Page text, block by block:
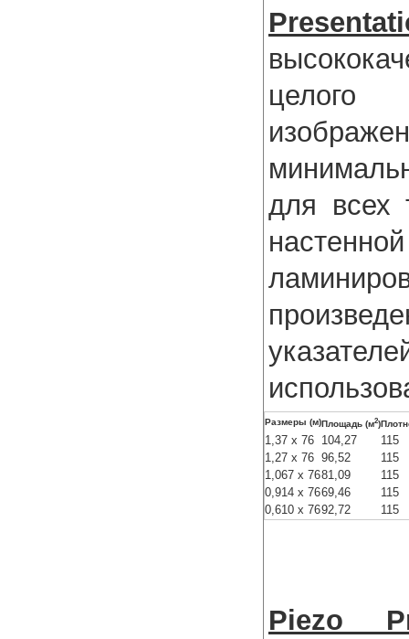
целого
для всех
Размеры (м)Площадь (м2)
1,37 x 76 104,27
115
1,27 x 76 96,52
115
1,067 x 7681,09
115
0,914 x 7669,46
115
0,610 x 7692,72 115
Piezo